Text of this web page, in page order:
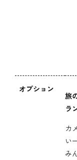
オプション
旅
ラ
カ
い
み